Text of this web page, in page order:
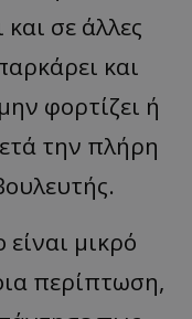
σε άλλες
και
φορτίζει ή
την πλήρη
μικρό
περίπτωση,